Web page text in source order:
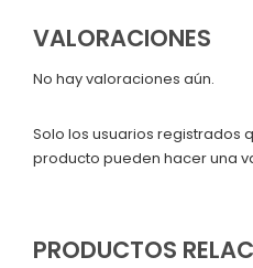
VALORACIONES
No hay valoraciones aún.
Solo los usuarios registrados
producto pueden hacer una
PRODUCTOS